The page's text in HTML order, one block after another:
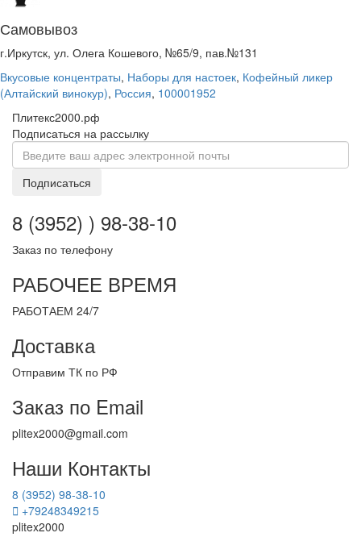
Самовывоз
г.Иркутск, ул. Олега Кошевого, №65/9, пав.№131
Вкусовые концентраты, Наборы для настоек, Кофейный ликер
(Алтайский винокур), Россия, 100001952
Плитекс2000.рф
Подписаться на рассылку
Подписаться
8 (3952) ) 98-38-10
Заказ по телефону
РАБОЧЕЕ ВРЕМЯ
РАБОТАЕМ 24/7
Доставка
Отправим ТК по РФ
Заказ по Email
plitex2000@gmail.com
Наши Контакты
8 (3952) 98-38-10
+79248349215
plitex2000